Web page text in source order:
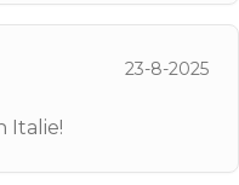
23-8-2025
Italie!